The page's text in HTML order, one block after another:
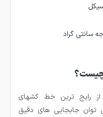
رایج ترین خط کشهای
توان جابجایی های دقیق